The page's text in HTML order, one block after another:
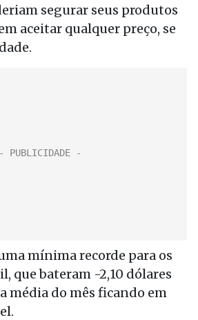
segurar seus produtos
aceitar qualquer preço, se
mínima recorde para os
que bateram -2,10 dólares
média do mês ficando em